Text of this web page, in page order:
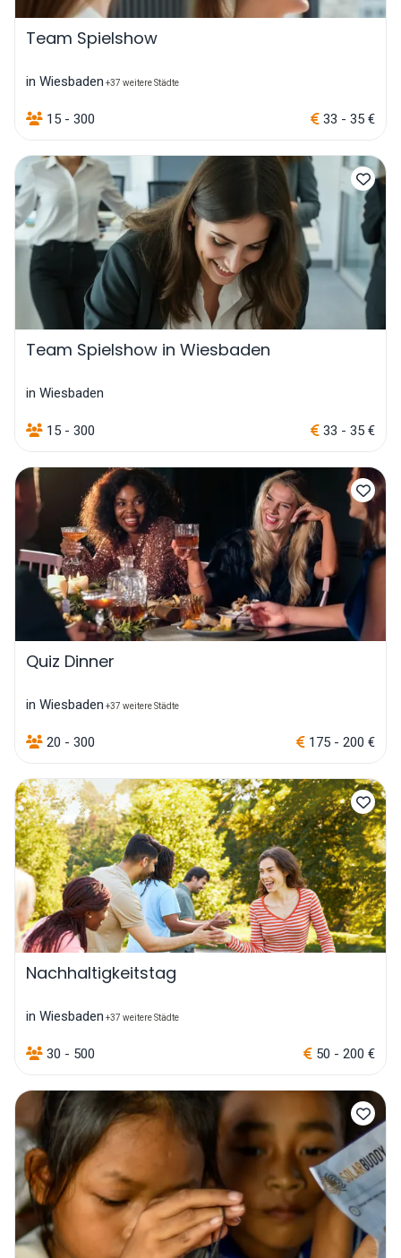
Team Spielshow
in Wiesbaden +37 weitere Städte
15 - 300 33 - 35 €
Team Spielshow in Wiesbaden
in Wiesbaden
15 - 300 33 - 35 €
Quiz Dinner
in Wiesbaden +37 weitere Städte
20 - 300 175 - 200 €
Nachhaltigkeitstag
in Wiesbaden +37 weitere Städte
30 - 500 50 - 200 €